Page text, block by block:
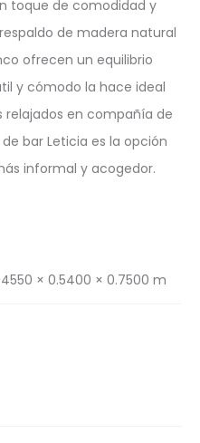
toque de comodidad y
de madera natural
ofrecen un equilibrio
y cómodo la hace ideal
en compañía de
bar Leticia es la opción
informal y acogedor.
× 0.5400 × 0.7500 m